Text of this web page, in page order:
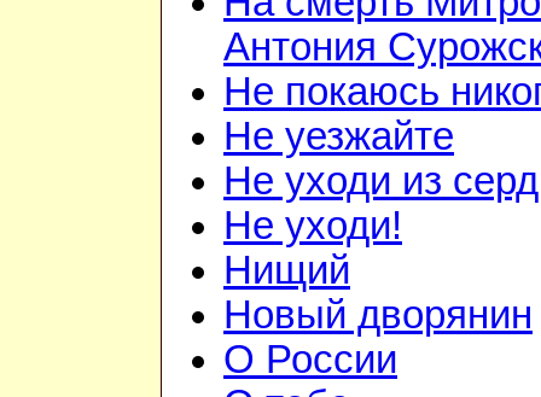
Антония
Не покаюсь
Не уезжайте
Не уходи из
Не уходи!
Нищий
Новый дворянин
О России